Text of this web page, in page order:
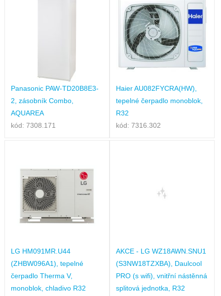
Panasonic PAW-TD20B8E3-
2, zásobník Combo,
AQUAREA
kód: 7308.171
Haier AU082FYCRA(HW),
tepelné čerpadlo monoblok,
R32
kód: 7316.302
LG HM091MR.U44
(ZHBW096A1), tepelné
čerpadlo Therma V,
monoblok, chladivo R32
AKCE - LG WZ18AWN.SNU1
(S3NW18TZXBA), Daulcool
PRO (s wifi), vnitřní nástěnná
splitová jednotka, R32